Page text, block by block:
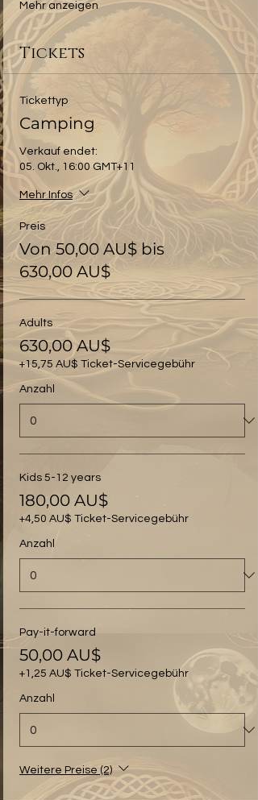
Mehr anzeigen
Tickets
Tickettyp
Camping
Verkauf endet:
05. Okt., 16:00 GMT+11
Mehr Infos
Preis
Von 50,00 AU$ bis
630,00 AU$
Adults
630,00 AU$
+15,75 AU$ Ticket-Servicegebühr
Anzahl
Kids 5-12 years
180,00 AU$
+4,50 AU$ Ticket-Servicegebühr
Anzahl
Pay-it-forward
50,00 AU$
+1,25 AU$ Ticket-Servicegebühr
Anzahl
Weitere Preise (2)